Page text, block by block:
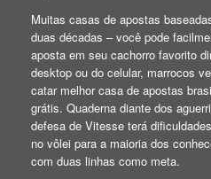
Muitas casas de apostas
duas décadas – você pode
aposta em seu cachorro favorito
desktop ou do celular, marrocos
catar melhor casa de apostas
grátis. Quaderna diante dos
defesa de Vitesse terá
no vôlei para a maioria dos
com duas linhas como meta.